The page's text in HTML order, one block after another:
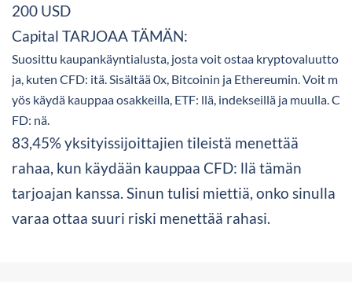
200 USD
Capital TARJOAA TÄMÄN:
Suosittu kaupankäyntialusta, josta voit ostaa kryptovaluutto
ja, kuten CFD: itä. Sisältää 0x, Bitcoinin ja Ethereumin. Voit m
yös käydä kauppaa osakkeilla, ETF: llä, indekseillä ja muulla. C
FD: nä.
83,45% yksityissijoittajien tileistä menettää
rahaa, kun käydään kauppaa CFD: llä tämän
tarjoajan kanssa. Sinun tulisi miettiä, onko sinulla
varaa ottaa suuri riski menettää rahasi.